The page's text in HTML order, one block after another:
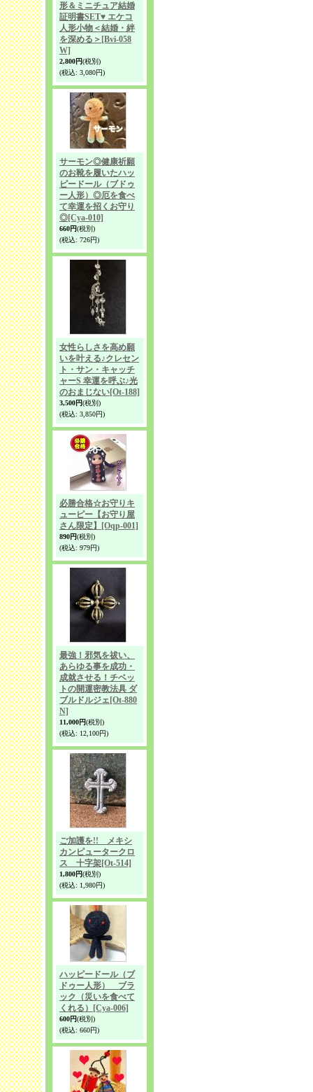
形＆ミニチュア結婚
証明書SET♥ エケコ
人形小物＜結婚・絆
を深める＞ [Bvi-058
W]
2,800円(税別)
(税込: 3,080円)
サーモン◎健康祈願
のお靴を履いたハッ
ピードール（ブドゥ
ー人形）◎厄を食べ
て幸運を招くお守り
◎[Cya-010]
660円(税別)
(税込: 726円)
女性らしさを高め願
いを叶える♪クレセン
ト・サン・キャッチ
ャーS 幸運を呼ぶ♪光
のおまじない[Ot-188]
3,500円(税別)
(税込: 3,850円)
必勝合格☆お守りキ
ューピー【お守り屋
さん限定】
[Oqp-001]
890円(税別)
(税込: 979円)
最強！邪気を祓い、
あらゆる事を成功・
成就させる！チベッ
トの開運密教法具 ダ
ブルドルジェ [Ot-880
N]
11,000円(税別)
(税込: 12,100円)
ご加護を!! メキシ
カンピュータークロ
ス 十字架[Ot-514]
1,800円(税別)
(税込: 1,980円)
ハッピードール（ブ
ドゥー人形） ブラ
ック（災いを食べて
くれる）
[Cya-006]
600円(税別)
(税込: 660円)